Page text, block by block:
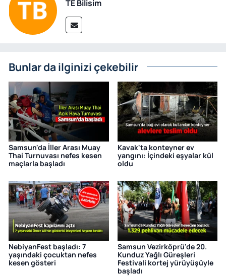
TE Bilisim
Bunlar da ilginizi çekebilir
Samsun'da İller Arası Muay
Thai Turnuvası nefes kesen
maçlarla başladı
Kavak'ta konteyner ev
yangını: İçindeki eşyalar kül
oldu
NebiyanFest başladı: 7
yaşındaki çocuktan nefes
kesen gösteri
Samsun Vezirköprü'de 20.
Kunduz Yağlı Güreşleri
Festivali kortej yürüyüşüyle
başladı